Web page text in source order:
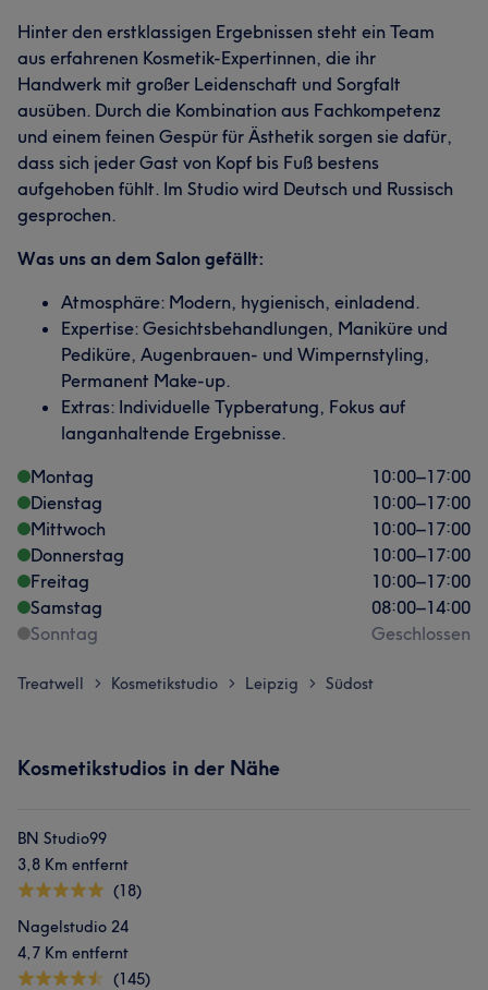
Hinter den erstklassigen Ergebnissen steht ein Team
aus erfahrenen Kosmetik-Expertinnen, die ihr
Handwerk mit großer Leidenschaft und Sorgfalt
ausüben. Durch die Kombination aus Fachkompetenz
und einem feinen Gespür für Ästhetik sorgen sie dafür,
dass sich jeder Gast von Kopf bis Fuß bestens
aufgehoben fühlt. Im Studio wird Deutsch und Russisch
gesprochen.
Was uns an dem Salon gefällt:
Atmosphäre: Modern, hygienisch, einladend.
Expertise: Gesichtsbehandlungen, Maniküre und
Pediküre, Augenbrauen- und Wimpernstyling,
Permanent Make-up.
Extras: Individuelle Typberatung, Fokus auf
langanhaltende Ergebnisse.
Montag
10:00–17:00
Dienstag
10:00–17:00
Mittwoch
10:00–17:00
Donnerstag
10:00–17:00
Freitag
10:00–17:00
Samstag
08:00–14:00
Sonntag
Geschlossen
Treatwell > Kosmetikstudio > Leipzig > Südost
Kosmetikstudios in der Nähe
BN Studio99
3,8 Km entfernt
(18)
Nagelstudio 24
4,7 Km entfernt
(145)